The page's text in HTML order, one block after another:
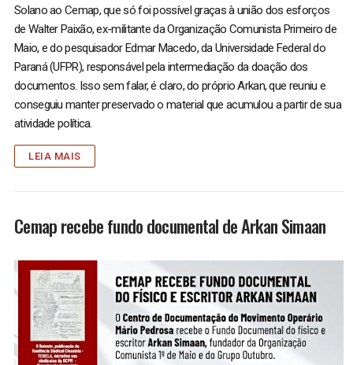
Solano ao Cemap, que só foi possível graças à união dos esforços
de Walter Paixão, ex-militante da Organização Comunista Primeiro de
Maio, e do pesquisador Edmar Macedo, da Universidade Federal do
Paraná (UFPR), responsável pela intermediação da doação dos
documentos. Isso sem falar, é claro, do próprio Arkan, que reuniu e
conseguiu manter preservado o material que acumulou a partir de sua
atividade política.
LEIA MAIS
Cemap recebe fundo documental de Arkan Simaan